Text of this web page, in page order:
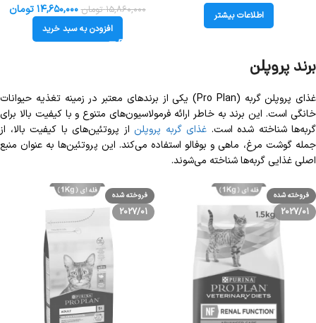
of the Wild Prey Turkey
اطلاعات بیشتر
Of The Wild CR۱۵,۸۶۰,۰۰۰ تومان ۱۴,۶۵۰,۰۰۰ تومان
افزودن به سبد خرید
برند پروپلن
غذای پروپلن گربه (Pro Plan) یکی از برندهای معتبر در زمینه تغذیه حیوانات
خانگی است. این برند به خاطر ارائه فرمولاسیون‌های متنوع و با کیفیت بالا برای
گربه‌ها شناخته شده است. غذای گربه پروپلن از پروتئین‌های با کیفیت بالا، از
جمله گوشت مرغ، ماهی و بوفالو استفاده می‌کند. این پروتئین‌ها به عنوان منبع
اصلی غذایی گربه‌ها شناخته می‌شوند.
فروخته شده
2027/01
فروخته شده
2027/01